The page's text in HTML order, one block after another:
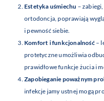
Estetyka uśmiechu –
ortodoncja, poprawiają
i pewność siebie.
Komfort i funkcjonalność–
protetyczne umożliwia
prawidłowe funkcje żucia i
Zapobieganie poważnym
infekcje jamy ustnej mogą